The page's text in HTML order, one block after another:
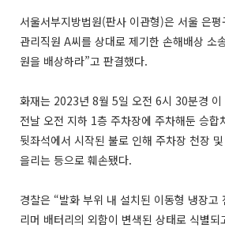
서울서부지방법원(판사 이관형)은 서울 은
관리직원 A씨를 상대로 제기한 손해배상 소
원을 배상하라”고 판결했다.
화재는 2023년 8월 5일 오전 6시 30분경
전날 오전 지하 1층 주차장에 주차해둔 승합
뒷좌석에서 시작된 불로 인해 주차장 천장
을리는 등으로 훼손됐다.
경찰은 “발화 부위 내 설치된 이동형 냉장고
리머 배터리의 외함이 변색된 상태로 식별